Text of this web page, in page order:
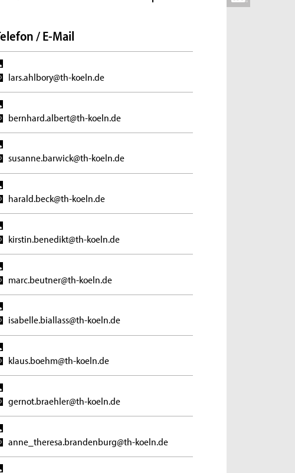
/ E-Mail
lars.ahlbory@th-koeln.de
bernhard.albert@th-koeln.de
susanne.barwick@th-koeln.de
harald.beck@th-koeln.de
kirstin.benedikt@th-koeln.de
marc.beutner@th-koeln.de
isabelle.biallass@th-koeln.de
klaus.boehm@th-koeln.de
gernot.braehler@th-koeln.de
anne_theresa.brandenburg@th-koeln.de